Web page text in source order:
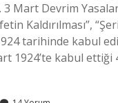
3 Mart Devrim
Kaldırılması”,
tarihinde kabul
1924’te kabul